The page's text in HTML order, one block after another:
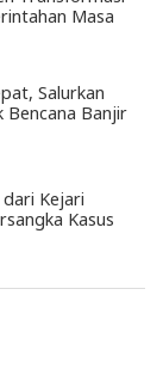
Masa
Salurkan
Bencana Banjir
Kejari
Kasus